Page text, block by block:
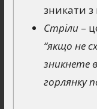
зникати з
Стріли–
“якщо не
зникнете
горлянку